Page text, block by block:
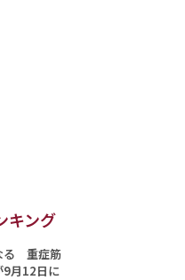
キング
る 重症筋
9月12日に